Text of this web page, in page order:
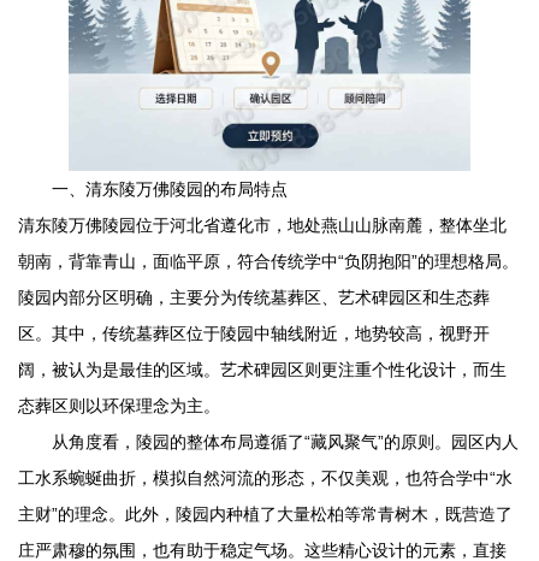
一、 清东陵万佛陵园的布局特点
清东陵万佛陵园位于河北省遵化市，地处燕山山脉南麓，整体坐北
朝南，背靠青山，面临平原，符合传统学中“负阴抱阳”的理想格局。
陵园内部分区明确，主要分为传统墓葬区、艺术碑园区和生态葬
区。其中，传统墓葬区位于陵园中轴线附近，地势较高，视野开
阔，被认为是最佳的区域。艺术碑园区则更注重个性化设计，而生
态葬区则以环保理念为主。
从角度看，陵园的整体布局遵循了“藏风聚气”的原则。园区内人
工水系蜿蜒曲折，模拟自然河流的形态，不仅美观，也符合学中“水
主财”的理念。此外，陵园内种植了大量松柏等常青树木，既营造了
庄严肃穆的氛围，也有助于稳定气场。这些精心设计的元素，直接